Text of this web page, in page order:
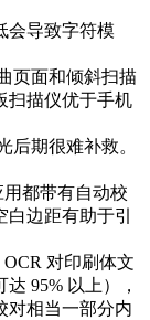
会导致字符模
页面和倾斜扫描
扫描仪优于手机
后期很难补救。
都带有自动校
边距有助于引
OCR 对印刷体文
95% 以上），
相当一部分内